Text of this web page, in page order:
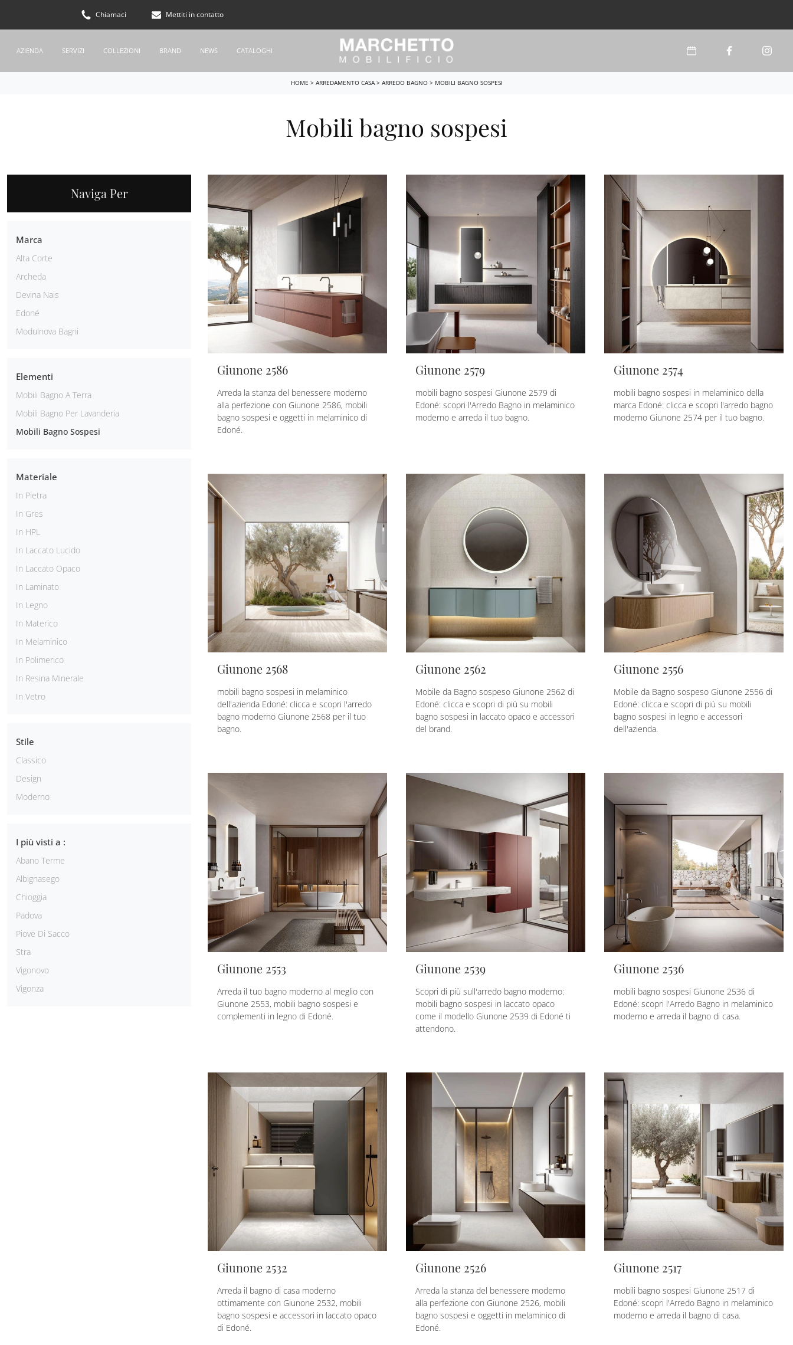
Chiamaci Mettiti in contatto
AZIENDA SERVIZI COLLEZIONI BRAND NEWS CATALOGHI
HOME > ARREDAMENTO CASA> ARREDO BAGNO> MOBILI BAGNO SOSPESI
Mobili bagno sospesi
Naviga Per
Marca
Alta Corte
Archeda
Devina Nais
Edoné
Modulnova Bagni
Elementi
Mobili Bagno A Terra
Mobili Bagno Per Lavanderia
Mobili Bagno Sospesi
Materiale
In Pietra
In Gres
In HPL
In Laccato Lucido
In Laccato Opaco
In Laminato
In Legno
In Materico
In Melaminico
In Polimerico
In Resina Minerale
In Vetro
Stile
Classico
Design
Moderno
I più visti a :
Abano Terme
Albignasego
Chioggia
Padova
Piove Di Sacco
Stra
Vigonovo
Vigonza
Giunone 2586
Arreda la stanza del benessere moderno
alla perfezione con Giunone 2586, mobili
bagno sospesi e oggetti in melaminico di
Edoné.
Giunone 2579
mobili bagno sospesi Giunone 2579 di
Edoné: scopri l'Arredo Bagno in melaminico
moderno e arreda il tuo bagno.
Giunone 2574
mobili bagno sospesi in melaminico della
marca Edoné: clicca e scopri l'arredo bagno
moderno Giunone 2574 per il tuo bagno.
Giunone 2568
mobili bagno sospesi in melaminico
dell'azienda Edoné: clicca e scopri l'arredo
bagno moderno Giunone 2568 per il tuo
bagno.
Giunone 2562
Mobile da Bagno sospeso Giunone 2562 di
Edoné: clicca e scopri di più su mobili
bagno sospesi in laccato opaco e accessori
del brand.
Giunone 2556
Mobile da Bagno sospeso Giunone 2556 di
Edoné: clicca e scopri di più su mobili
bagno sospesi in legno e accessori
dell'azienda.
Giunone 2553
Arreda il tuo bagno moderno al meglio con
Giunone 2553, mobili bagno sospesi e
complementi in legno di Edoné.
Giunone 2539
Scopri di più sull'arredo bagno moderno:
mobili bagno sospesi in laccato opaco
come il modello Giunone 2539 di Edoné ti
attendono.
Giunone 2536
mobili bagno sospesi Giunone 2536 di
Edoné: scopri l'Arredo Bagno in melaminico
moderno e arreda il bagno di casa.
Giunone 2532
Arreda il bagno di casa moderno
ottimamente con Giunone 2532, mobili
bagno sospesi e accessori in laccato opaco
di Edoné.
Giunone 2526
Arreda la stanza del benessere moderno
alla perfezione con Giunone 2526, mobili
bagno sospesi e oggetti in melaminico di
Edoné.
Giunone 2517
mobili bagno sospesi Giunone 2517 di
Edoné: scopri l'Arredo Bagno in melaminico
moderno e arreda il bagno di casa.